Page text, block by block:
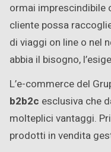
ormai imprescindibile
cliente possa
di viaggi on line o nel
abbia il bisogno,
L’e-commerce del
b2b2c esclusiva che
molteplici vantaggi.
prodotti in vendita